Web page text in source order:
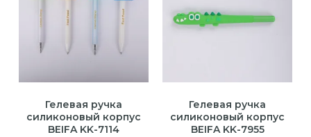
Гелевая ручка
силиконовый корпус
BEIFA KK-7114
Гелевая ручка
силиконовый корпус
BEIFA KK-7955